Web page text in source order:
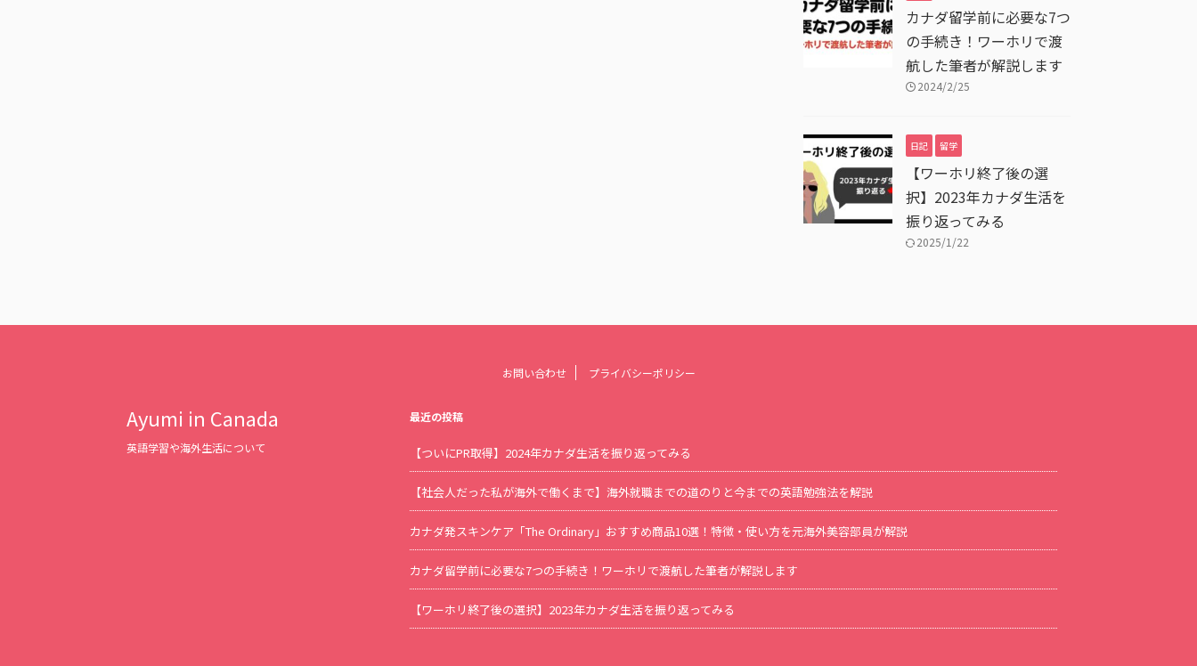
カナダ留学前に必要な7つ
の手続き！ワーホリで渡
航した筆者が解説します
2024/2/25
日記 留学
【ワーホリ終了後の選
択】2023年カナダ生活を
振り返ってみる
2025/1/22
お問い合わせ プライバシーポリシー
最近の投稿
【ついにPR取得】2024年カナダ生活を振り返ってみる
【社会人だった私が海外で働くまで】海外就職までの道のりと今までの英語勉強法を解説
カナダ発スキンケア「The Ordinary」おすすめ商品10選！特徴・使い方を元海外美容部員が解説
カナダ留学前に必要な7つの手続き！ワーホリで渡航した筆者が解説します
【ワーホリ終了後の選択】2023年カナダ生活を振り返ってみる
Ayumi in Canada
英語学習や海外生活について